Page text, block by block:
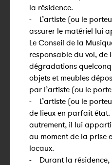
la résidence.
- L’artiste (ou le
assurer le matériel lui
Le Conseil de la
responsable du vol, de
dégradations
objets et meubles
par l’artiste (ou le
- L’artiste (ou le
de lieux en parfait état.
autrement, il lui
au moment de la prise
locaux.
- Durant la résidence,